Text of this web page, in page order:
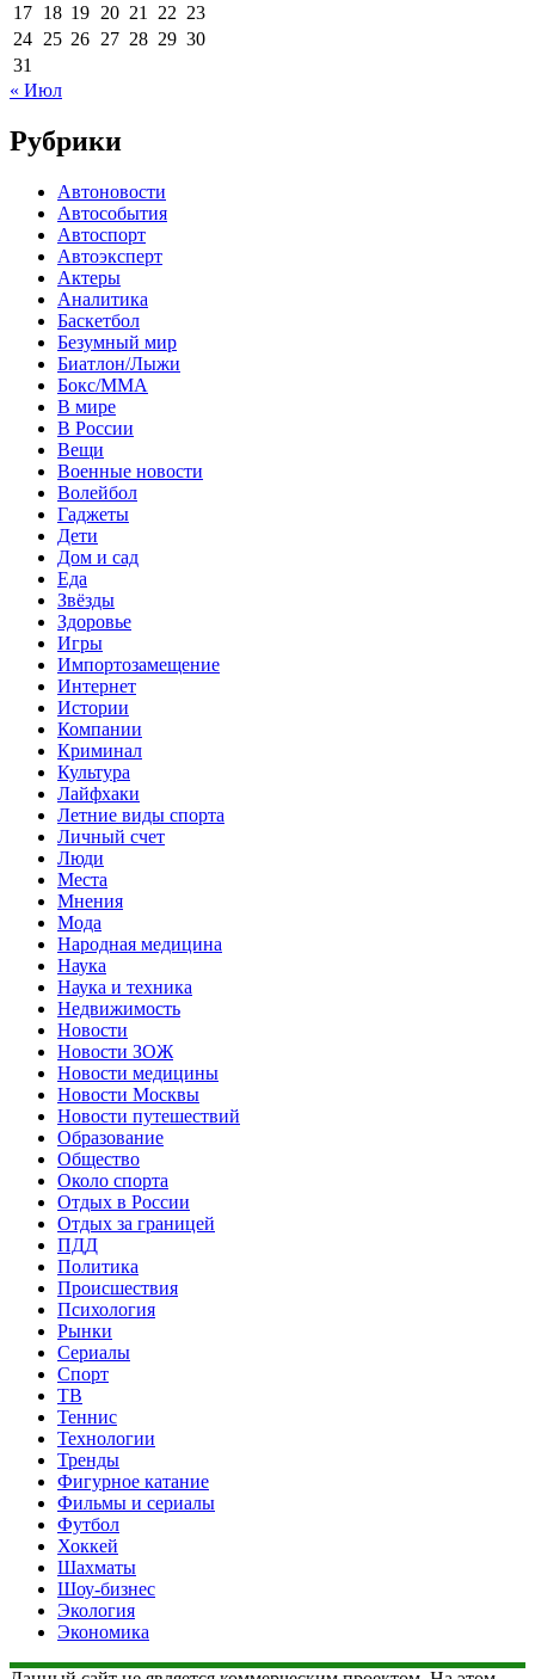
17 18 19 20 21 22 23
24 25 26 27 28 29 30
31
« Июл
Рубрики
Автоновости
Автособытия
Автоспорт
Автоэксперт
Актеры
Аналитика
Баскетбол
Безумный мир
Биатлон/Лыжи
Бокс/MMA
В мире
В России
Вещи
Военные новости
Волейбол
Гаджеты
Дети
Дом и сад
Еда
Звёзды
Здоровье
Игры
Импортозамещение
Интернет
Истории
Компании
Криминал
Культура
Лайфхаки
Летние виды спорта
Личный счет
Люди
Места
Мнения
Мода
Народная медицина
Наука
Наука и техника
Недвижимость
Новости
Новости ЗОЖ
Новости медицины
Новости Москвы
Новости путешествий
Образование
Общество
Около спорта
Отдых в России
Отдых за границей
ПДД
Политика
Происшествия
Психология
Рынки
Сериалы
Спорт
ТВ
Теннис
Технологии
Тренды
Фигурное катание
Фильмы и сериалы
Футбол
Хоккей
Шахматы
Шоу-бизнес
Экология
Экономика